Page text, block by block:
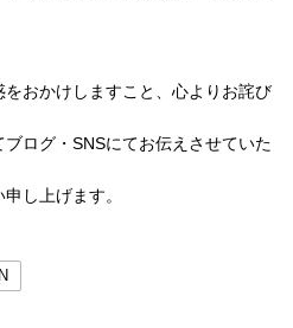
おかけしますこと、心よりお詫び
ログ・SNSにてお伝えさせていた
し上げます。